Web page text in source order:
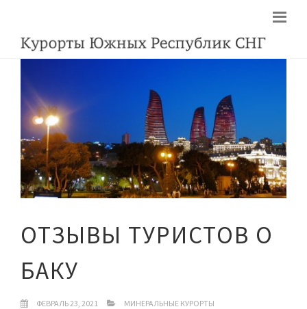
ОТЗЫВЫ ТУРИСТОВ О
БАКУ
ФЕВРАЛЬ 23, 2021 МИНЕРАЛЬНЫЕ КУРОРТЫ